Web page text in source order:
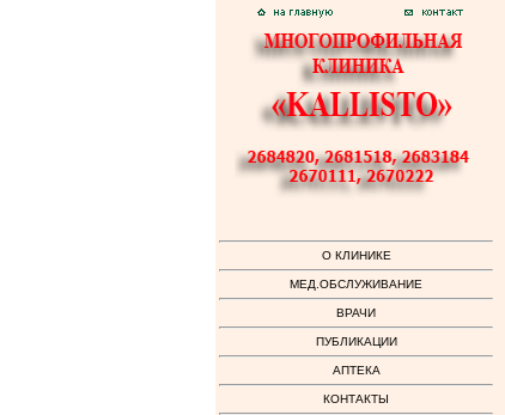
О КЛИНИКЕ
МЕД.ОБСЛУЖИВАНИЕ
ВРАЧИ
ПУБЛИКАЦИИ
АПТЕКА
КОНТАКТЫ